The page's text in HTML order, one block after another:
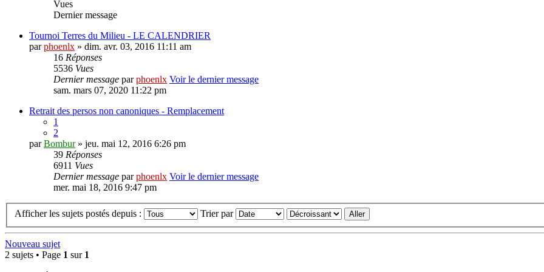
Vues
Dernier message
Tournoi Terres du Milieu - LE CALENDRIER
parphoenlx » dim. avr. 03, 2016 11:11 am
16 Réponses
5536 Vues
Dernier message parphoenlx Voir le dernier message
sam. mars 07, 2020 11:22 pm
Retrait des persos non canoniques - Remplacement
1
2
parBombur» jeu. mai 12, 2016 6:26 pm
39 Réponses
6911 Vues
Dernier message parphoenlx Voir le dernier message
mer. mai 18, 2016 9:47 pm
Afficher les sujets postés depuis : Trier par
Nouveau sujet
2 sujets • Page 1 sur 1